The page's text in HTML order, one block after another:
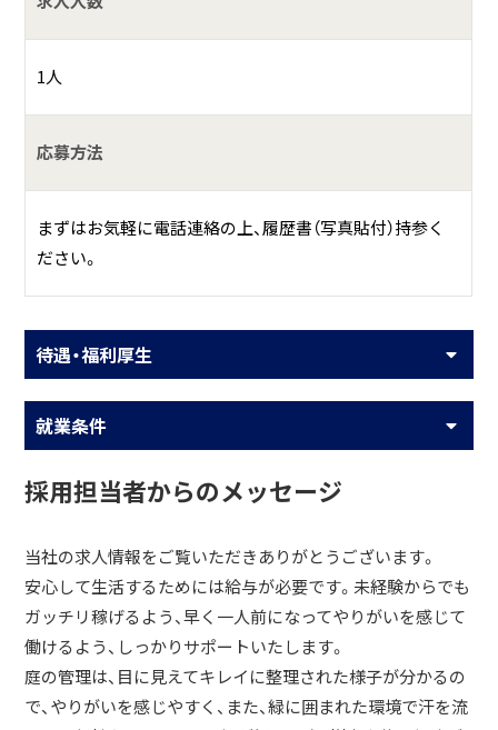
1人
応募方法
まずはお気軽に電話連絡の上、履歴書（写真貼付）持参く
ださい。
待遇・福利厚生
就業条件
採用担当者からのメッセージ
当社の求人情報をご覧いただきありがとうございます。
安心して生活するためには給与が必要です。未経験からでも
ガッチリ稼げるよう、早く一人前になってやりがいを感じて
働けるよう、しっかりサポートいたします。
庭の管理は、目に見えてキレイに整理された様子が分かるの
で、やりがいを感じやすく、また、緑に囲まれた環境で汗を流